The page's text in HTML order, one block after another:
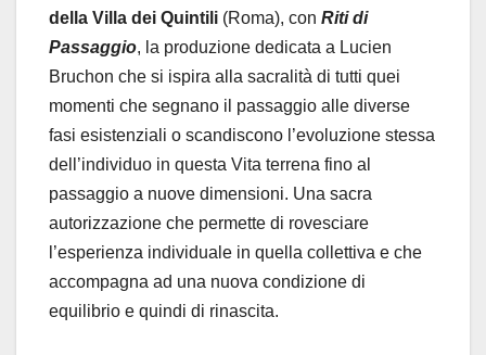
della Villa dei Quintili (Roma), con Riti di
Passaggio, la produzione dedicata a Lucien
Bruchon che si ispira alla sacralità di tutti quei
momenti che segnano il passaggio alle diverse
fasi esistenziali o scandiscono l’evoluzione stessa
dell’individuo in questa Vita terrena fino al
passaggio a nuove dimensioni. Una sacra
autorizzazione che permette di rovesciare
l’esperienza individuale in quella collettiva e che
accompagna ad una nuova condizione di
equilibrio e quindi di rinascita.